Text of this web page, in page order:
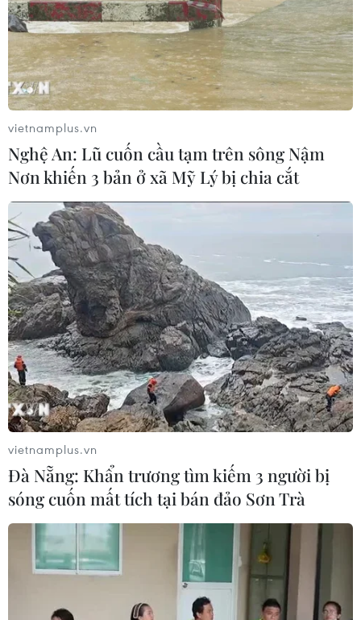
vietnamplus.vn
Nghệ An: Lũ cuốn cầu tạm trên sông Nậm
Nơn khiến 3 bản ở xã Mỹ Lý bị chia cắt
vietnamplus.vn
Đà Nẵng: Khẩn trương tìm kiếm 3 người bị
sóng cuốn mất tích tại bán đảo Sơn Trà